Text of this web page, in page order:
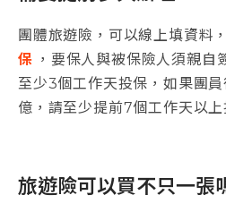
團體旅遊險，可以線上填資料，
保 ，要保人與被保險人須親自
至少3個工作天投保，如果團
億，請至少提前7個工作天以上
旅遊險可以買不只一張